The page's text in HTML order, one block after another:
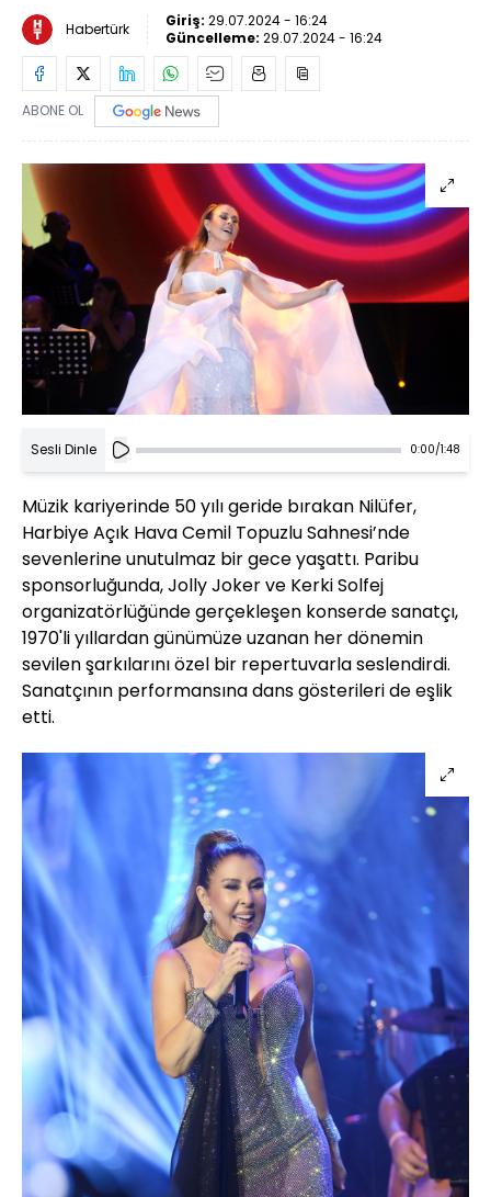
Habertürk Giriş: 29.07.2024 - 16:24
Güncelleme: 29.07.2024 - 16:24
ABONE OL
Sesli Dinle 0:00/1:48
Müzik kariyerinde 50 yılı geride bırakan Nilüfer,
Harbiye Açık Hava Cemil Topuzlu Sahnesi’nde
sevenlerine unutulmaz bir gece yaşattı. Paribu
sponsorluğunda, Jolly Joker ve Kerki Solfej
organizatörlüğünde gerçekleşen konserde sanatçı,
1970'li yıllardan günümüze uzanan her dönemin
sevilen şarkılarını özel bir repertuvarla seslendirdi.
Sanatçının performansına dans gösterileri de eşlik
etti.